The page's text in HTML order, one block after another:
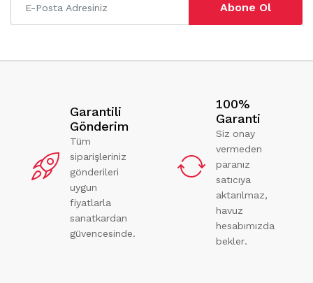
Abone Ol
Garantili
Gönderim
Tüm
siparişleriniz
gönderileri
uygun
fiyatlarla
sanatkardan
güvencesinde.
100%
Garanti
Siz onay
vermeden
paranız
satıcıya
aktarılmaz,
havuz
hesabımızda
bekler.